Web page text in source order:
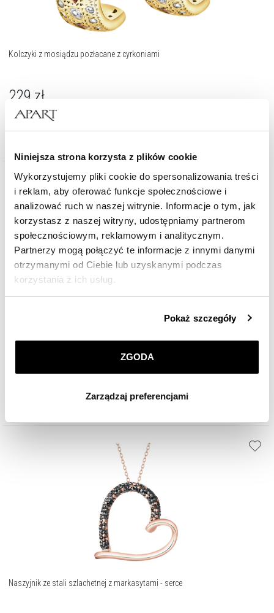
Niniejsza strona korzysta z plików cookie
Wykorzystujemy pliki cookie do spersonalizowania treści
i reklam, aby oferować funkcje społecznościowe i
analizować ruch w naszej witrynie. Informacje o tym, jak
korzystasz z naszej witryny, udostępniamy partnerom
społecznościowym, reklamowym i analitycznym.
Partnerzy mogą połączyć te informacje z innymi danymi
otrzymanymi od Ciebie lub uzyskanymi podczas
korzystania z ich usług.
przez nas plików cookie znajdziesz wPolityce
prywatności.
korzystamy. Możesz również wybrać jaki rodzaj plików
dokonać zmiany wybranych przez Ciebie plików cookie.
Pokaż szczegóły
ZGODA
Zarządzaj preferencjami
Kolczyki z mosiądzu pozłacane z cyrkoniami
229 zł
Naszyjnik ze stali szlachetnej z markasytami - serce